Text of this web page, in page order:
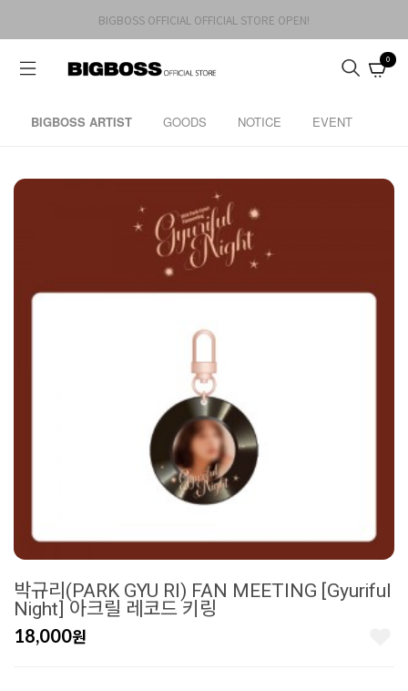
BIGBOSS OFFICIAL OFFICIAL STORE OPEN!
0
BIGBOSS ARTIST GOODS NOTICE EVENT
박규리(PARK GYU RI) FAN MEETING [Gyuriful
Night] 아크릴 레코드 키링
18,000원